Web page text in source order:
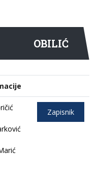
OBILIĆ
Zapisnik